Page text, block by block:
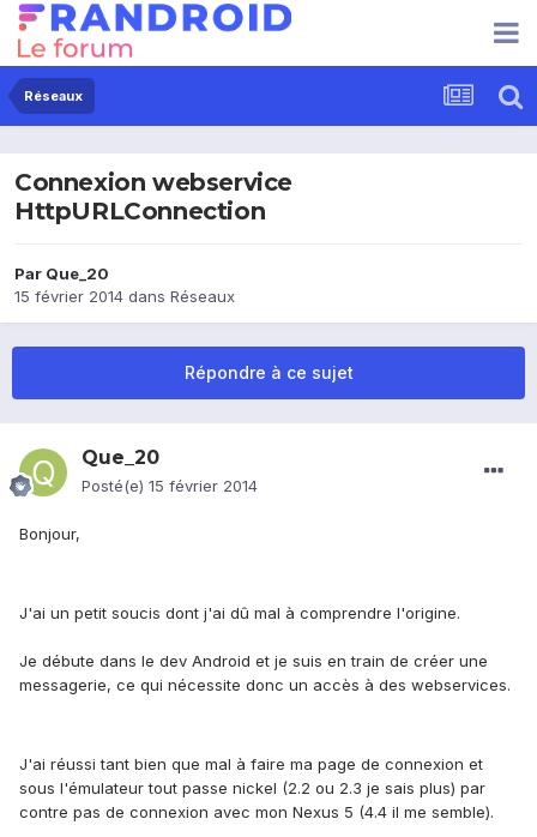
Réseaux
Connexion webservice
HttpURLConnection
Par Que_20
15 février 2014 dans Réseaux
Répondre à ce sujet
Que_20
Posté(e) 15 février 2014
Bonjour,
J'ai un petit soucis dont j'ai dû mal à comprendre l'origine.
Je débute dans le dev Android et je suis en train de créer une
messagerie, ce qui nécessite donc un accès à des webservices.
J'ai réussi tant bien que mal à faire ma page de connexion et
sous l'émulateur tout passe nickel (2.2 ou 2.3 je sais plus) par
contre pas de connexion avec mon Nexus 5 (4.4 il me semble).